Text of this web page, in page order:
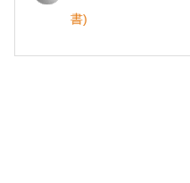
書)